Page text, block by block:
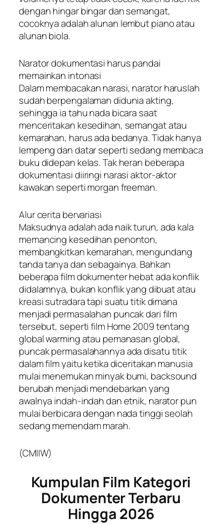
dengan hingar bingar dan semangat,
cocoknya adalah alunan lembut piano atau
alunan biola.
Narator dokumentasi harus pandai
memainkan intonasi
Dalam membacakan narasi, narator haruslah
sudah berpengalaman didunia akting,
sehingga ia tahu nada bicara saat
menceritakan kesedihan, semangat atau
kemarahan, harus ada bedanya. Tidak hanya
lempeng dan datar seperti sedang membaca
buku didepan kelas. Tak heran beberapa
dokumentasi diiringi narasi aktor-aktor
kawakan seperti morgan freeman.
Alur cerita bervariasi
Maksudnya adalah ada naik turun, ada kala
memancing kesedihan penonton,
membangkitkan kemarahan, mengundang
tanda tanya dan sebagainya. Bahkan
beberapa film dokumenter hebat ada konflik
didalamnya, bukan konflik yang dibuat atau
kreasi sutradara tapi suatu titik dimana
menjadi permasalahan puncak dari film
tersebut, seperti film Home 2009 tentang
global warming atau pemanasan global,
puncak permasalahannya ada disatu titik
dalam film yaitu ketika diceritakan manusia
mulai menemukan minyak bumi, backsound
berubah menjadi mendebarkan yang
awalnya indah-indah dan etnik, narator pun
mulai berbicara dengan nada tinggi seolah
sedang memendam marah.
(CMIIW)
Kumpulan Film Kategori
Dokumenter Terbaru
Hingga 2026